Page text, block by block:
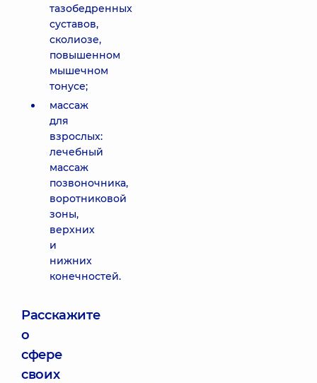
тазобедренных
суставов,
сколиозе,
повышенном
мышечном
тонусе;
массаж
для
взрослых:
лечебный
массаж
позвоночника,
воротниковой
зоны,
верхних
и
нижних
конечностей.
Расскажите
о
сфере
своих